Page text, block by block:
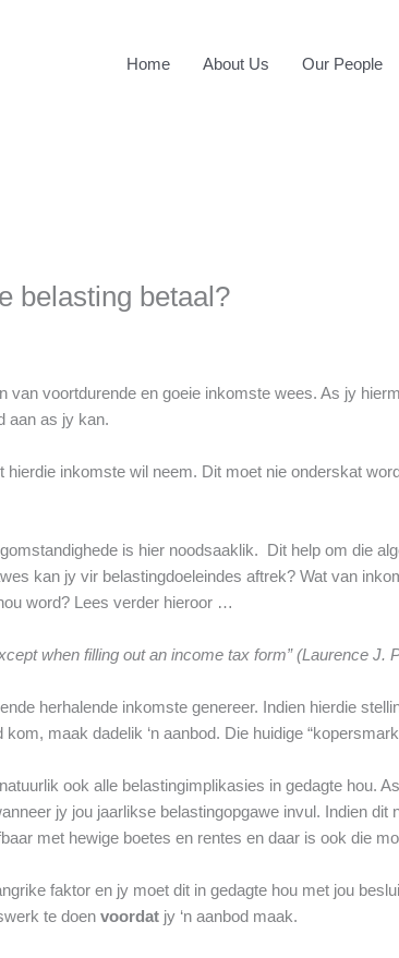
Home About Us Our People
belasting betaal?
van voortdurende en goeie inkomste wees. As jy
aan as jy kan.
hierdie inkomste wil neem. Dit moet nie onderskat
is hier noodsaaklik. Dit help om die
kan jy vir belastingdoeleindes aftrek? Wat van
word? Lees verder hieroor …
when filling out an income tax form” (Laurence J.
herhalende inkomste genereer. Indien hierdie
maak dadelik ‘n aanbod. Die huidige
ook alle belastingimplikasies in gedagte hou.
jy jou jaarlikse belastingopgawe invul. Indien dit
met hewige boetes en rentes en daar is ook die
faktor en jy moet dit in gedagte hou met jou
te doenvoordat jy ‘n aanbod maak.